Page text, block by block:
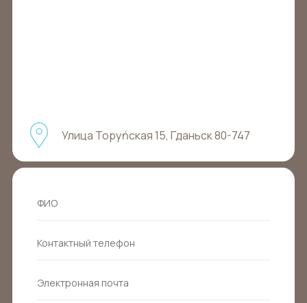
Улица Торуńская 15, Гданьск 80-747